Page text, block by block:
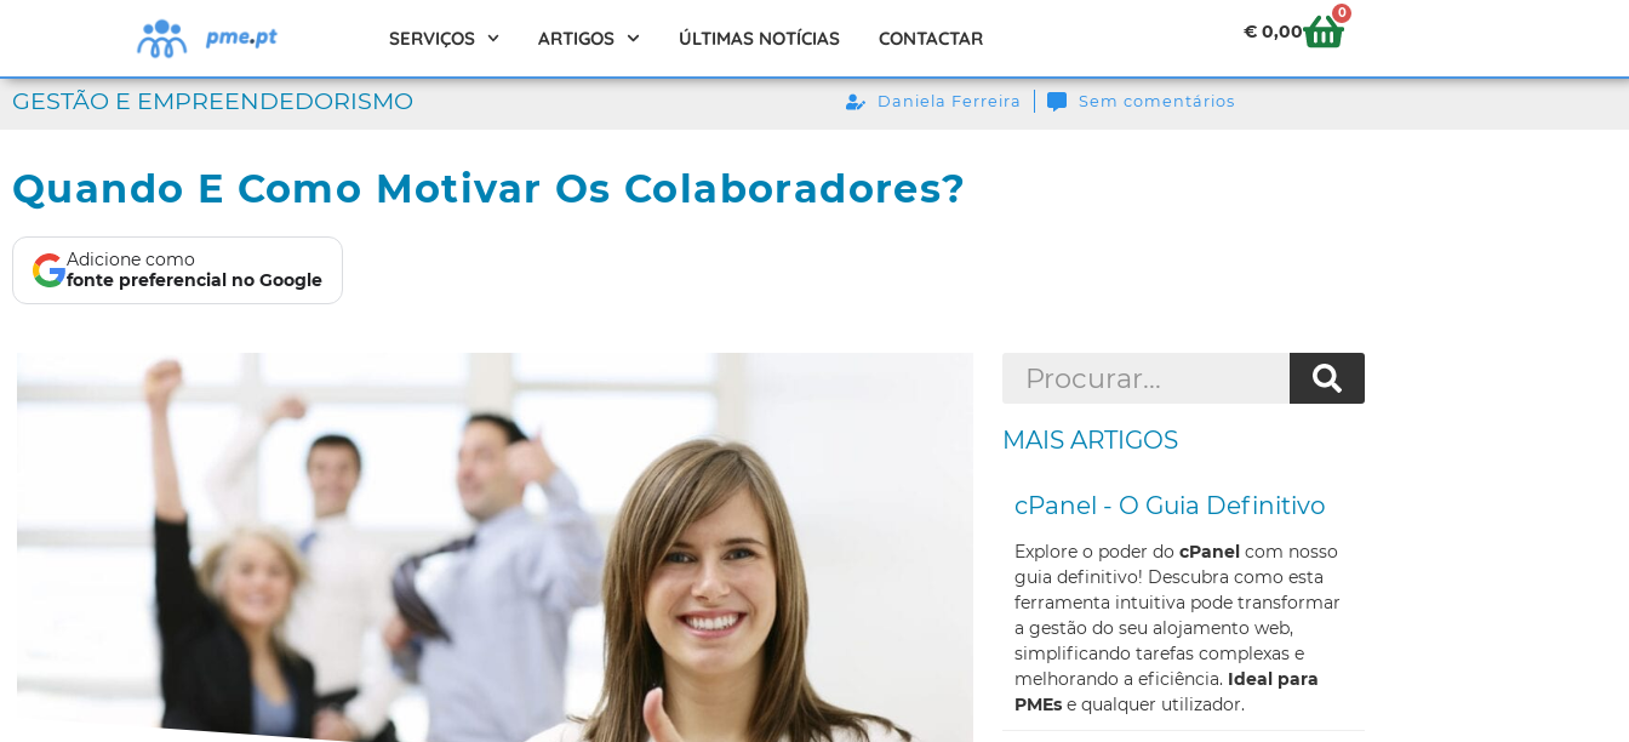
SERVIÇOS ARTIGOS ÚLTIMAS NOTÍCIAS CONTACTAR € 0,00
0
GESTÃO E EMPREENDEDORISMO Daniela Ferreira Sem comentários
Quando E Como Motivar Os Colaboradores?
Adicione como
fonte preferencial no Google
MAIS ARTIGOS
cPanel - O Guia Definitivo
Explore o poder do cPanelcom nosso
guia definitivo! Descubra como esta
ferramenta intuitiva pode transformar
a gestão do seu alojamento web,
simplificando tarefas complexas e
melhorando a eficiência. Ideal para
PMEse qualquer utilizador.